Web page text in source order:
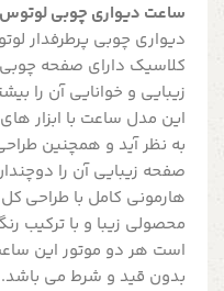
ساعت دیواری چوبی لوتوس مدل
دیواری چوبی پرطرفدار
کلاسیک دارای صفحه
زیبایی و خوانایی آن را
این مدل ساعت با ابزار
به نظر آید و همچنین
صفحه زیبایی آن را
هارمونی کامل با طراحی
محصولی زیبا و با ترکیب
بدون قید و شرط می باشد.